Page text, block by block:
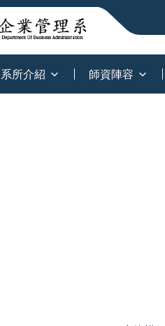
系所介紹 師資陣容